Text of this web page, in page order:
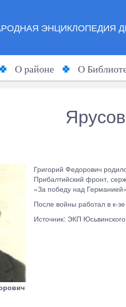
ЭНЦИКЛОПЕДИЯ
О районе О
Григорий Федорович
Прибалтийский фронт,
«За победу над
После войны работал в к-
Источник: ЭКП